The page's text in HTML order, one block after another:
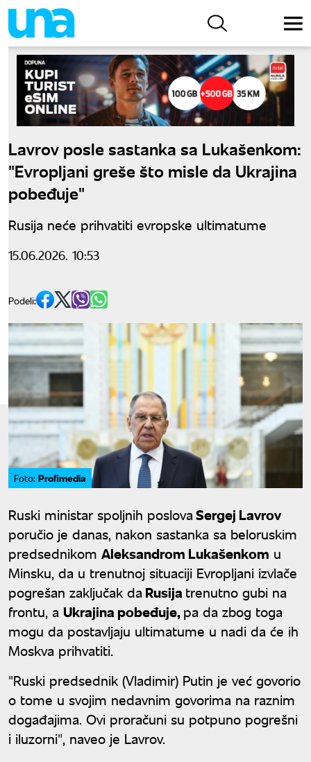
Lavrov posle sastanka sa Lukašenkom:
"Evropljani greše što misle da Ukrajina
pobeđuje"
Rusija neće prihvatiti evropske ultimatume
15.06.2026. 10:53
Podeli:
Foto: Profimedia
Ruski ministar spoljnih poslovaSergej Lavrov
poručio je danas, nakon sastanka sa beloruskim
predsednikom Aleksandrom Lukašenkom u
Minsku, da u trenutnoj situaciji Evropljani izvlače
pogrešan zaključak da Rusija trenutno gubi na
frontu, a Ukrajina pobeđuje,pa da zbog toga
mogu da postavljaju ultimatume u nadi da će ih
Moskva prihvatiti.
"Ruski predsednik (Vladimir) Putin je već govorio
o tome u svojim nedavnim govorima na raznim
događajima. Ovi proračuni su potpuno pogrešni
i iluzorni", naveo je Lavrov.